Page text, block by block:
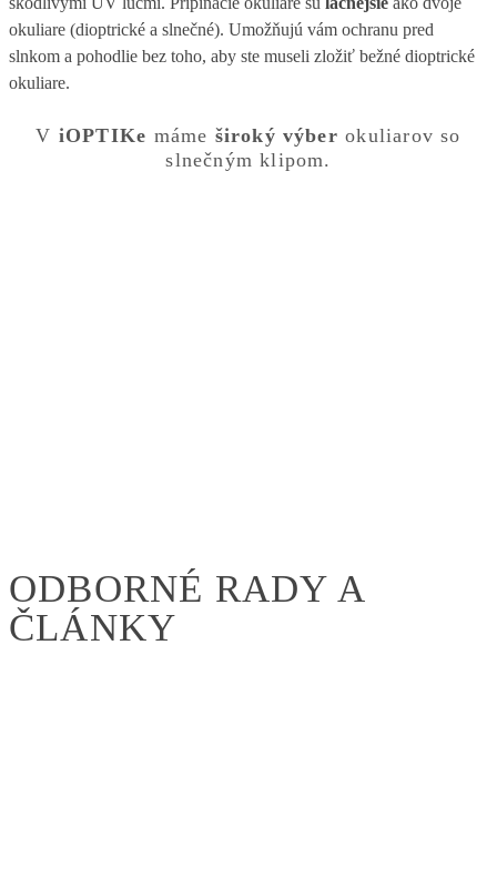
okuliare (dioptrické a slnečné). Umožňujú vám ochranu pred
slnkom a pohodlie bez toho, aby ste museli zložiť bežné dioptrické
okuliare.
V iOPTIKe máme široký výber okuliarov so
slnečným klipom.
ODBORNÉ RADY A
ČLÁNKY